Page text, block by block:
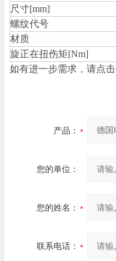
尺寸[mm]
螺纹代号
材质
旋正在扭伤矩[Nm]
如有进一步需求，请点
产品：
您的单位：
您的姓名：
联系电话：